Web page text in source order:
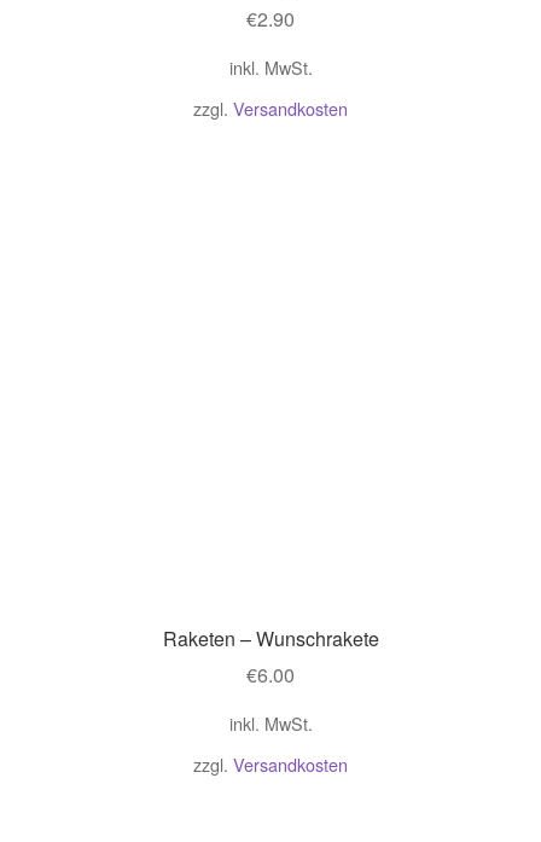
€2.90
inkl. MwSt.
zzgl. Versandkosten
Raketen – Wunschrakete
€6.00
inkl. MwSt.
zzgl. Versandkosten